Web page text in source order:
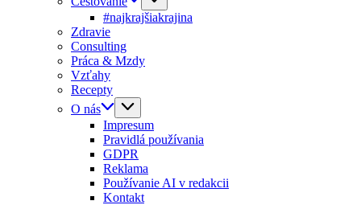
#najkrajšiakrajina
Zdravie
Consulting
Práca & Mzdy
Vzťahy
Recepty
O nás
Impresum
Pravidlá používania
GDPR
Reklama
Používanie AI v redakcii
Kontakt